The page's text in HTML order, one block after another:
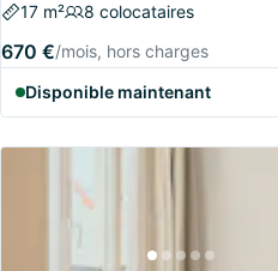
17 m² 8 colocataires
670 €/mois, hors charges
Disponible maintenant